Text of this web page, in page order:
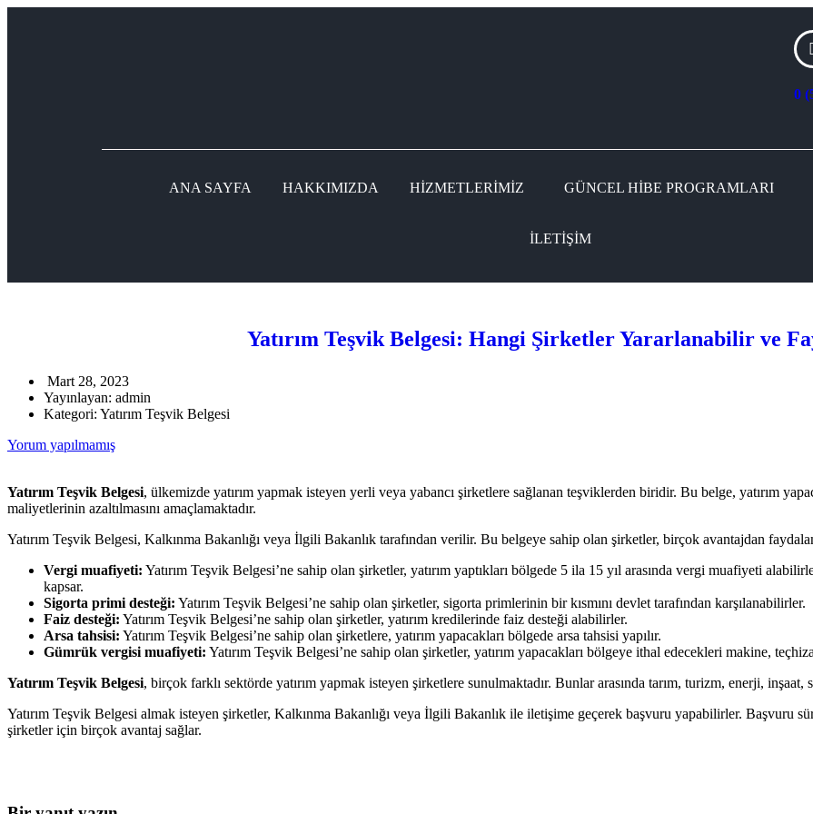
0
ANA SAYFA HAKKIMIZDA HIZMETLERIMIZ GÜNCEL HIBE PROGRAMLARI
İLETIŞIM
Yatırım Teşvik Belgesi: Hangi Şirketler Yararlanabilir ve
Mart 28, 2023
Yayınlayan: admin
Kategori: Yatırım Teşvik Belgesi
Yorum yapılmamış
Yatırım Teşvik Belgesi, ülkemizde yatırım yapmak isteyen yerli veya yabancı şirketlere sağlanan teşviklerden biridir. Bu belge, yatırım
maliyetlerinin azaltılmasını amaçlamaktadır.
Yatırım Teşvik Belgesi, Kalkınma Bakanlığı veya İlgili Bakanlık tarafından verilir. Bu belgeye sahip olan şirketler, birçok avantajdan
Vergi muafiyeti: Yatırım Teşvik Belgesi’ne sahip olan şirketler, yatırım yaptıkları bölgede 5 ila 15 yıl arasında vergi muafiyeti
kapsar.
Sigorta primi desteği: Yatırım Teşvik Belgesi’ne sahip olan şirketler, sigorta primlerinin bir kısmını devlet tarafından karşılanabilirler.
Faiz desteği: Yatırım Teşvik Belgesi’ne sahip olan şirketler, yatırım kredilerinde faiz desteği alabilirler.
Arsa tahsisi: Yatırım Teşvik Belgesi’ne sahip olan şirketlere, yatırım yapacakları bölgede arsa tahsisi yapılır.
Gümrük vergisi muafiyeti: Yatırım Teşvik Belgesi’ne sahip olan şirketler, yatırım yapacakları bölgeye ithal edecekleri makine,
Yatırım Teşvik Belgesi, birçok farklı sektörde yatırım yapmak isteyen şirketlere sunulmaktadır. Bunlar arasında tarım, turizm, enerji,
Yatırım Teşvik Belgesi almak isteyen şirketler, Kalkınma Bakanlığı veya İlgili Bakanlık ile iletişime geçerek başvuru yapabilirler. Başvuru
şirketler için birçok avantaj sağlar.